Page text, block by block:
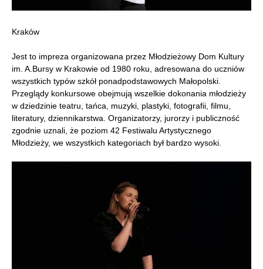
Kraków
Jest to impreza organizowana przez Młodzieżowy Dom Kultury
im. A.Bursy w Krakowie od 1980 roku, adresowana do uczniów
wszystkich typów szkół ponadpodstawowych Małopolski.
Przeglądy konkursowe obejmują wszelkie dokonania młodzieży
w dziedzinie teatru, tańca, muzyki, plastyki, fotografii, filmu,
literatury, dziennikarstwa. Organizatorzy, jurorzy i publiczność
zgodnie uznali, że poziom 42 Festiwalu Artystycznego
Młodzieży, we wszystkich kategoriach był bardzo wysoki.